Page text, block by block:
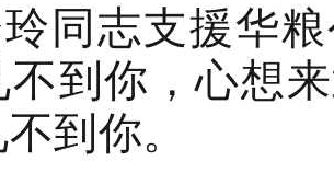
同志支援华
不到你，心想
到你。